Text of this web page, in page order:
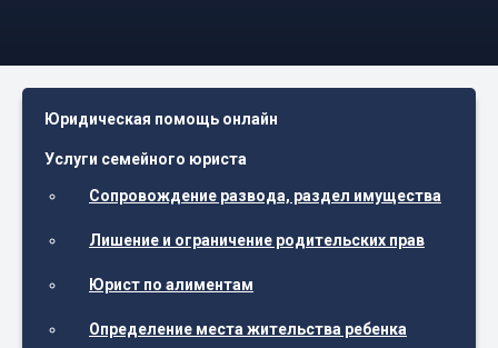
Юридическая помощь онлайн
Услуги семейного юриста
Сопровождение развода, раздел имущества
Лишение и ограничение родительских прав
Юрист по алиментам
Определение места жительства ребенка